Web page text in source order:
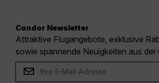
Condor Newsletter
Attraktive Flugangebote, exklusive
sowie spannende Neuigkeiten aus der